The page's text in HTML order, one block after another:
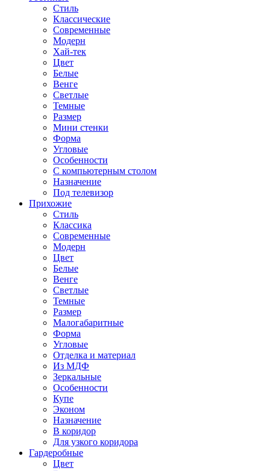
Стиль
Классические
Современные
Модерн
Хай-тек
Цвет
Белые
Венге
Светлые
Темные
Размер
Мини стенки
Форма
Угловые
Особенности
С компьютерным столом
Назначение
Под телевизор
Прихожие
Стиль
Классика
Современные
Модерн
Цвет
Белые
Венге
Светлые
Темные
Размер
Малогабаритные
Форма
Угловые
Отделка и материал
Из МДФ
Зеркальные
Особенности
Купе
Эконом
Назначение
В коридор
Для узкого коридора
Гардеробные
Цвет